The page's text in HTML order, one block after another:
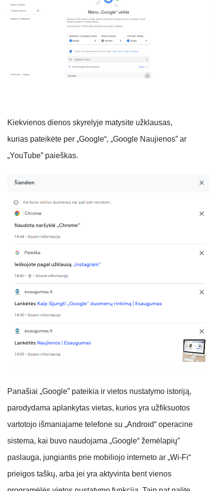
Kiekvienos dienos skyrelyje matysite užklausas,
kurias pateikėte per „Google“, „Google Naujienos” ar
„YouTube” paieškas.
Panašiai „Google” pateikia ir vietos nustatymo istoriją,
parodydama aplankytas vietas, kurios yra užfiksuotos
vartotojo išmaniajame telefone su „Android“ operacine
sistema, kai buvo naudojama „Google“ žemėlapių”
paslauga, jungiantis prie mobiliojo interneto ar „Wi-Fi“
prieigos taškų, arba jei yra aktyvinta bent vienos